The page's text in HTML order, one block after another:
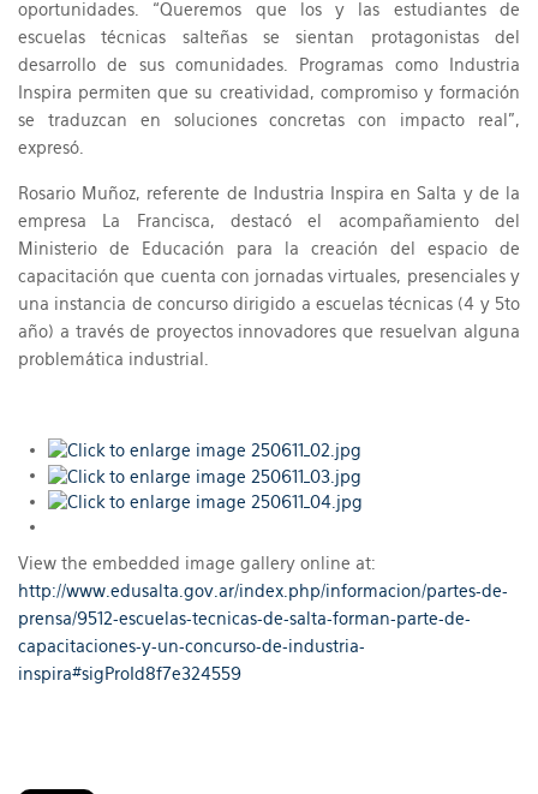
oportunidades. “Queremos que los y las estudiantes de
escuelas técnicas salteñas se sientan protagonistas del
desarrollo de sus comunidades. Programas como Industria
Inspira permiten que su creatividad, compromiso y formación
se traduzcan en soluciones concretas con impacto real”,
expresó.
Rosario Muñoz, referente de Industria Inspira en Salta y de la
empresa La Francisca, destacó el acompañamiento del
Ministerio de Educación para la creación del espacio de
capacitación que cuenta con jornadas virtuales, presenciales y
una instancia de concurso dirigido a escuelas técnicas (4 y 5to
año) a través de proyectos innovadores que resuelvan alguna
problemática industrial.
View the embedded image gallery online at:
http://www.edusalta.gov.ar/index.php/informacion/partes-de-
prensa/9512-escuelas-tecnicas-de-salta-forman-parte-de-
capacitaciones-y-un-concurso-de-industria-
inspira#sigProId8f7e324559